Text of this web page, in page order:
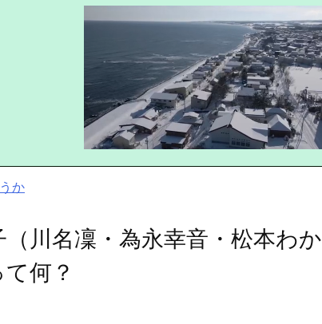
か
川名凜・為永幸音・松本わか
何？